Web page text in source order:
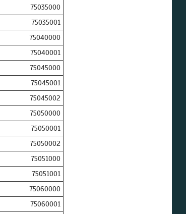
75035000
75035001
75040000
75040001
75045000
75045001
75045002
75050000
75050001
75050002
75051000
75051001
75060000
75060001